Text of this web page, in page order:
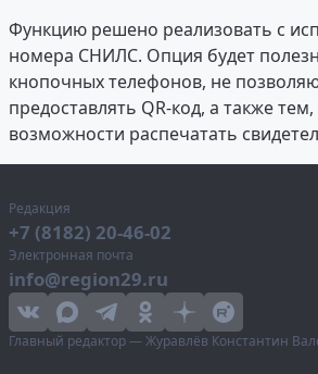
Функцию решено реализовать с
номера СНИЛС. Опция будет
кнопочных телефонов, не
предоставлять QR-код, а также тем,
возможности распечатать
Редакция
+7 (8182) 20-46-02
Электронная почта
info@region29.ru
Главный редактор — Журавлёв Константин